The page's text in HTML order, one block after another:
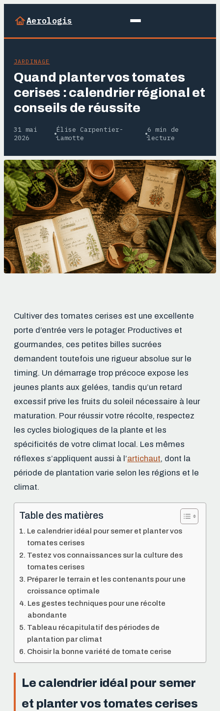
Aerologis
JARDINAGE
Quand planter vos tomates
cerises : calendrier régional et
conseils de réussite
31 mai
2026
·
Élise Carpentier-
Lamotte
·
6 min de
lecture
Cultiver des tomates cerises est une excellente
porte d’entrée vers le potager. Productives et
gourmandes, ces petites billes sucrées
demandent toutefois une rigueur absolue sur le
timing. Un démarrage trop précoce expose les
jeunes plants aux gelées, tandis qu’un retard
excessif prive les fruits du soleil nécessaire à leur
maturation. Pour réussir votre récolte, respectez
les cycles biologiques de la plante et les
spécificités de votre climat local. Les mêmes
réflexes s’appliquent aussi à l’artichaut, dont la
période de plantation varie selon les régions et le
climat.
Table des matières
Le calendrier idéal pour semer et planter vos
tomates cerises
Testez vos connaissances sur la culture des
tomates cerises
Préparer le terrain et les contenants pour une
croissance optimale
Les gestes techniques pour une récolte
abondante
Tableau récapitulatif des périodes de
plantation par climat
Choisir la bonne variété de tomate cerise
Le calendrier idéal pour semer
et planter vos tomates cerises